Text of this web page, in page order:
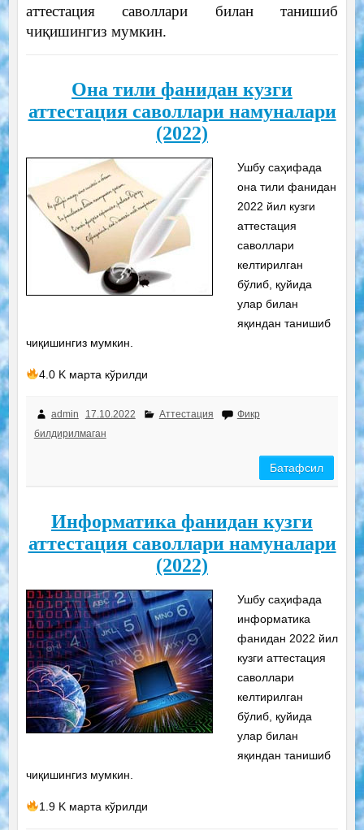
аттестация саволлари билан танишиб
чиқишингиз мумкин.
Она тили фанидан кузги
аттестация саволлари намуналари
(2022)
Ушбу саҳифада
она тили фанидан
2022 йил кузги
аттестация
саволлари
келтирилган
бўлиб, қуйида
улар билан
яқиндан танишиб
чиқишингиз мумкин.
4.0 K марта кўрилди
admin 17.10.2022 Аттестация
Фикр
билдирилмаган
Батафсил
Информатика фанидан кузги
аттестация саволлари намуналари
(2022)
Ушбу саҳифада
информатика
фанидан 2022 йил
кузги аттестация
саволлари
келтирилган
бўлиб, қуйида
улар билан
яқиндан танишиб
чиқишингиз мумкин.
1.9 K марта кўрилди